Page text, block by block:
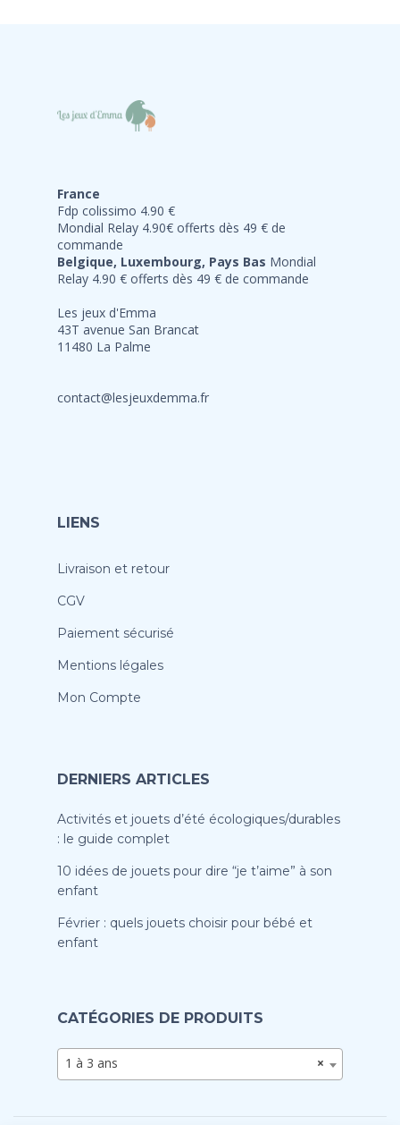
France
Fdp colissimo 4.90 €
Mondial Relay 4.90€ offerts dès 49 € de
commande
Belgique, Luxembourg, Pays Bas Mondial
Relay 4.90 € offerts dès 49 € de commande
Les jeux d'Emma
43T avenue San Brancat
11480 La Palme
contact@lesjeuxdemma.fr
LIENS
Livraison et retour
CGV
Paiement sécurisé
Mentions légales
Mon Compte
DERNIERS ARTICLES
Activités et jouets d’été écologiques/durables
: le guide complet
10 idées de jouets pour dire “je t’aime” à son
enfant
Février : quels jouets choisir pour bébé et
enfant
CATÉGORIES DE PRODUITS
×
1 à 3 ans